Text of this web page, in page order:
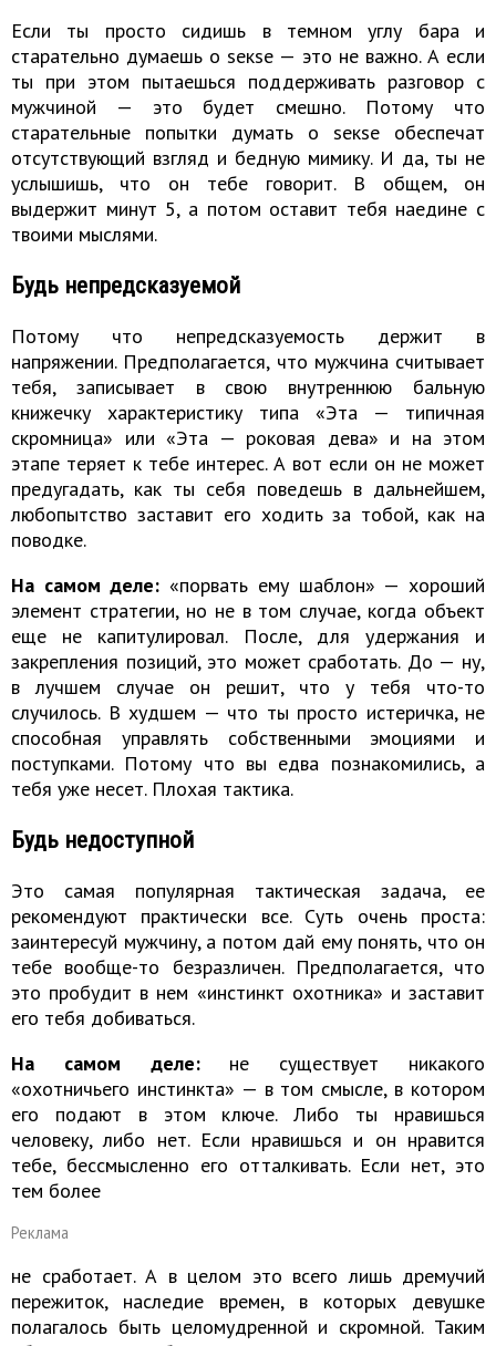
Если ты просто сидишь в темном углу бара и
старательно думаешь о sекsе — это не важно. А если
ты при этом пытаешься поддерживать разговор с
мужчиной — это будет смешно. Потому что
старательные попытки думать о sекsе обеспечат
отсутствующий взгляд и бедную мимику. И да, ты не
услышишь, что он тебе говорит. В общем, он
выдержит минут 5, а потом оставит тебя наедине с
твоими мыслями.
Будь непредсказуемой
Потому что непредсказуемость держит в
напряжении. Предполагается, что мужчина считывает
тебя, записывает в свою внутреннюю бальную
книжечку характеристику типа «Эта — типичная
скромница» или «Эта — роковая дева» и на этом
этапе теряет к тебе интерес. А вот если он не может
предугадать, как ты себя поведешь в дальнейшем,
любопытство заставит его ходить за тобой, как на
поводке.
На самом деле: «порвать ему шаблон» — хороший
элемент стратегии, но не в том случае, когда объект
еще не капитулировал. После, для удержания и
закрепления позиций, это может сработать. До — ну,
в лучшем случае он решит, что у тебя что-то
случилось. В худшем — что ты просто истеричка, не
способная управлять собственными эмоциями и
поступками. Потому что вы едва познакомились, а
тебя уже несет. Плохая тактика.
Будь недоступной
Это самая популярная тактическая задача, ее
рекомендуют практически все. Суть очень проста:
заинтересуй мужчину, а потом дай ему понять, что он
тебе вообще-то безразличен. Предполагается, что
это пробудит в нем «инстинкт охотника» и заставит
его тебя добиваться.
На самом деле:не существует никакого
«охотничьего инстинкта» — в том смысле, в котором
его подают в этом ключе. Либо ты нравишься
человеку, либо нет. Если нравишься и он нравится
тебе, бессмысленно его отталкивать. Если нет, это
тем более
Реклама
не сработает. А в целом это всего лишь дремучий
пережиток, наследие времен, в которых девушке
полагалось быть целомудренной и скромной. Таким